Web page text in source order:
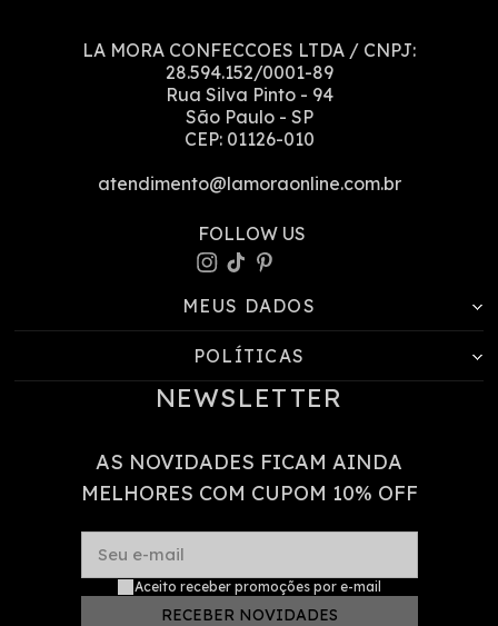
LA MORA CONFECCOES LTDA / CNPJ:
28.594.152/0001-89
Rua Silva Pinto - 94
São Paulo - SP
CEP: 01126-010
atendimento@lamoraonline.com.br
MEUS DADOS
POLÍTICAS
NEWSLETTER
AS NOVIDADES FICAM AINDA
MELHORES COM CUPOM 10% OFF
Seu e-mail
RECEBER NOVIDADES
Aceito receber promoções por e-mail